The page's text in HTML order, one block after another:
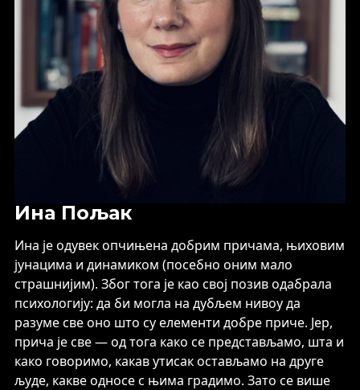
Ина Пољак
Ина је одувек опчињена добрим причама, њиховим
јунацима и динамиком (посебно оним мало
страшнијим). Због тога је као свој позив одабрала
психологију: да би могла на дубљем нивоу да
разуме све оно што су елементи добре приче. Јер,
прича је све — од тога како се представљамо, шта и
како говоримо, какав утисак остављамо на друге
људе, какве односе с њима градимо. Зато се више